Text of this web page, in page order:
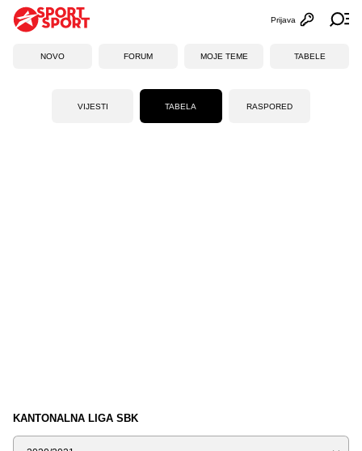
Otvori
Prijava
NOVO FORUM MOJE TEME TABELE
VIJESTI TABELA RASPORED
KANTONALNA LIGA SBK
Sezona